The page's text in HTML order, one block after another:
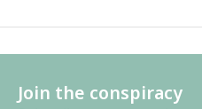
Join the conspiracy